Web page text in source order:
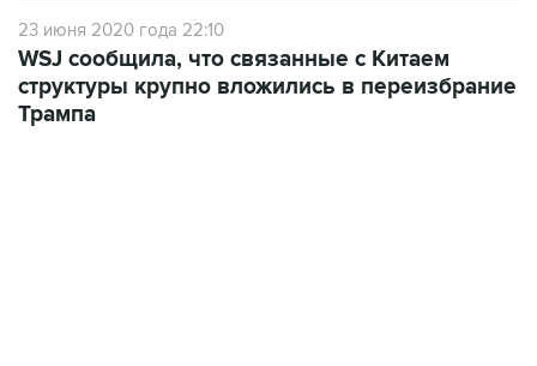
структуры крупно вложились в переизбрание
Трампа